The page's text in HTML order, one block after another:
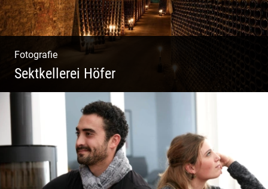
Fotografie
Sektkellerei Höfer
Sekt Perlen | Tiefe Keller | Coole Kerle |
Idyllische Weinberge